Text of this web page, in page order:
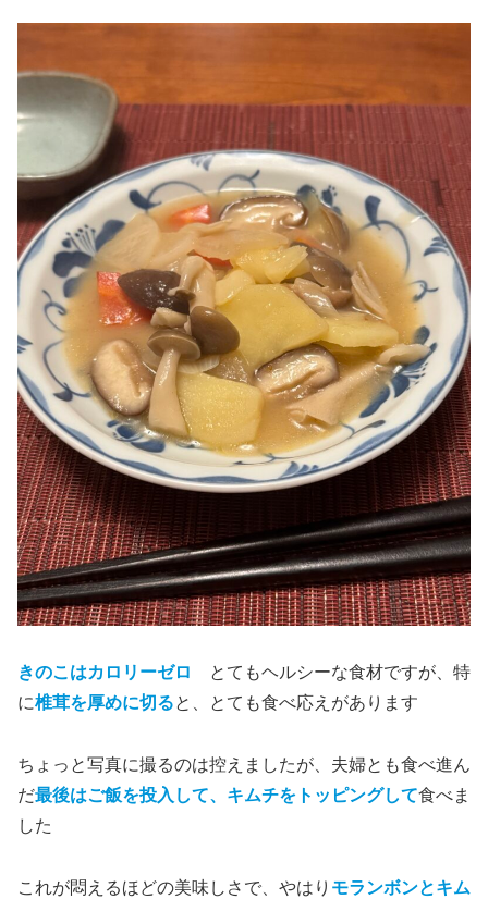
きのこはカロリーゼロ
とてもヘルシーな食材ですが、特
に椎茸を厚めに切ると、とても食べ応えがあります
ちょっと写真に撮るのは控えましたが、夫婦とも食べ進ん
だ最後はご飯を投入して、キムチをトッピングして食べま
した
これが悶えるほどの美味しさで、やはり モランボンとキム